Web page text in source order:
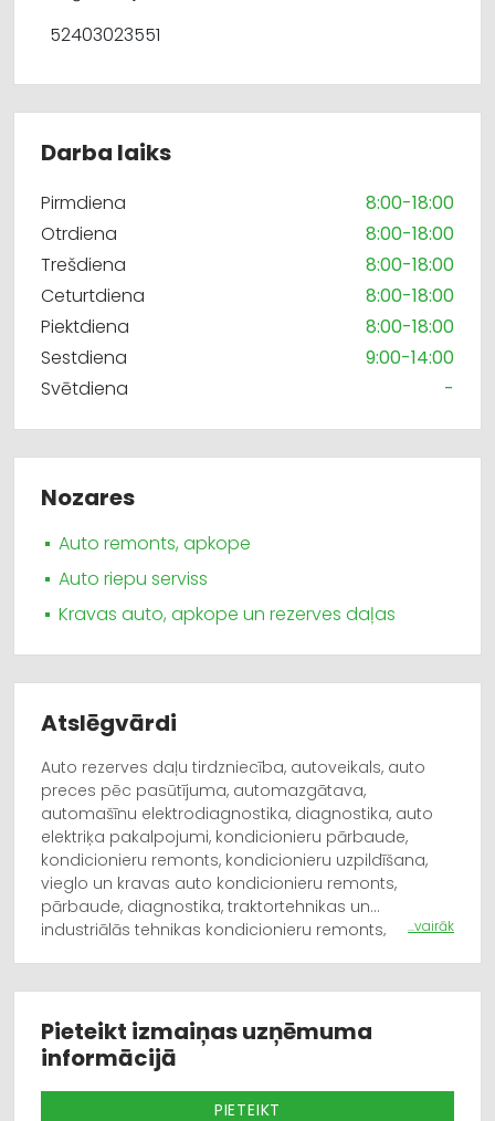
52403023551
Darba laiks
Pirmdiena
8:00-18:00
Otrdiena
8:00-18:00
Trešdiena
8:00-18:00
Ceturtdiena
8:00-18:00
Piektdiena
8:00-18:00
Sestdiena
9:00-14:00
Svētdiena
-
Nozares
Auto remonts, apkope
Auto riepu serviss
Kravas auto, apkope un rezerves daļas
Atslēgvārdi
Auto rezerves daļu tirdzniecība, autoveikals, auto
preces pēc pasūtījuma, automazgātava,
automašīnu elektrodiagnostika, diagnostika, auto
elektriķa pakalpojumi, kondicionieru pārbaude,
kondicionieru remonts, kondicionieru uzpildīšana,
vieglo un kravas auto kondicionieru remonts,
pārbaude, diagnostika, traktortehnikas un
industriālās tehnikas kondicionieru remonts,
traktortehnikas un industriālās tehnikas riepu serviss,
tirdzniecība, montāža, riepu serviss, vieglo, kravas
auto, lauksaimniecības tehnikas un industriālās
tehnikas riepu balansēšana, riepu maiņa, riepu
remonts, automehāniķu pakalpojumi, dzinēju
...vairāk
Pieteikt izmaiņas uzņēmuma
informācijā
PIETEIKT